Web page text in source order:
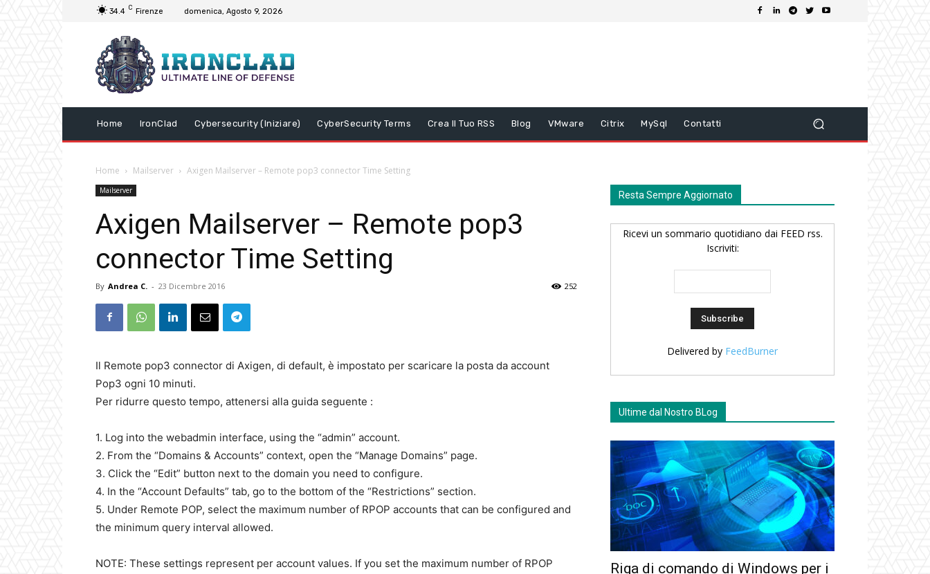
34.4 C Firenze domenica, Agosto 9, 2026
Home IronClad Cybersecurity (Iniziare) CyberSecurity Terms Crea Il Tuo RSS Blog VMware Citrix MySql Contatti
Home Mailserver Axigen Mailserver – Remote pop3 connector Time Setting
Mailserver
Axigen Mailserver – Remote pop3
connector Time Setting
By Andrea C. - 23 Dicembre 2016 252
Il Remote pop3 connector di Axigen, di default, è impostato per scaricare la posta da account
Pop3 ogni 10 minuti.
Per ridurre questo tempo, attenersi alla guida seguente :
1. Log into the webadmin interface, using the “admin” account.
2. From the “Domains & Accounts” context, open the “Manage Domains” page.
3. Click the “Edit” button next to the domain you need to configure.
4. In the “Account Defaults” tab, go to the bottom of the “Restrictions” section.
5. Under Remote POP, select the maximum number of RPOP accounts that can be configured and
the minimum query interval allowed.
NOTE: These settings represent per account values. If you set the maximum number of RPOP
Resta Sempre Aggiornato
Ricevi un sommario quotidiano dai FEED rss.
Iscriviti:
Delivered by FeedBurner
Ultime dal Nostro BLog
Riga di comando di Windows per i